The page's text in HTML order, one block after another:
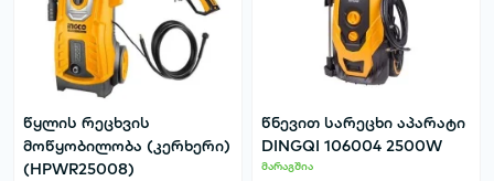
წყლის რეცხვის
მოწყობილობა (კერხერი)
(HPWR25008)
წნევით სარეცხი აპარატი
DINGQI 106004 2500W
მარაგშია